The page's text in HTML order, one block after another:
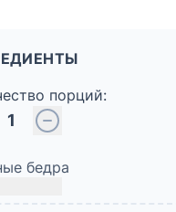
порций:
1
бедра